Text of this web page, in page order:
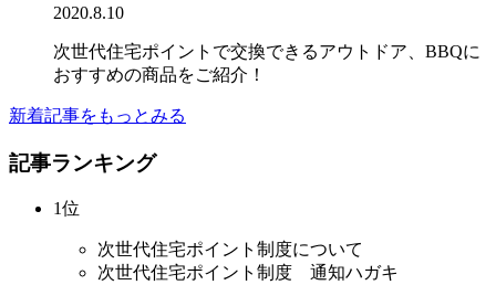
2020.8.10
次世代住宅ポイントで交換できるアウトドア、BBQに
おすすめの商品をご紹介！
新着記事をもっとみる
記事ランキング
1位
次世代住宅ポイント制度について
次世代住宅ポイント制度 通知ハガキ